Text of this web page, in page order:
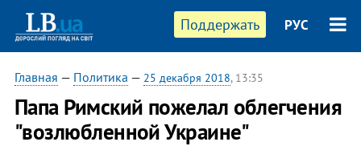
Поддержать РУС
Главная — Политика — 25 декабря 2018, 13:35
Папа Римский пожелал облегчения
"возлюбленной Украине"